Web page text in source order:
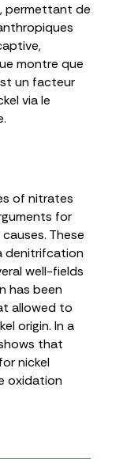
permettant de
montre que
un facteur
via le
of nitrates
for
These
denitrifcation
well-fields
has been
allowed to
origin. In a
that
nickel
oxidation